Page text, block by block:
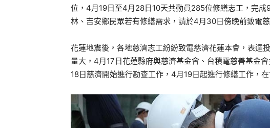
位，4月19日至4月28日10天共動員285位修繕志工，完
林、吉安鄉民眾若有修繕需求，請於4月30日傍晚前致電
花蓮地震後，各地慈濟志工紛紛致電慈濟花蓮本會，表達
量大，4月17日花蓮縣府與慈濟基金會、台積電慈善基金
18日慈濟開始進行勘查工作，4月19日起進行修繕工作，